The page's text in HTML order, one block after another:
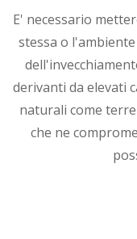
E' necessario
stessa o
derivanti da elevati
naturali come
che ne